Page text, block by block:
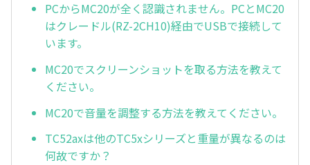
PCからMC20が全く認識されません。PCとMC20
はクレードル(RZ-2CH10)経由でUSBで接続して
います。
MC20でスクリーンショットを取る方法を教えて
ください。
MC20で音量を調整する方法を教えてください。
TC52axは他のTC5xシリーズと重量が異なるのは
何故ですか？